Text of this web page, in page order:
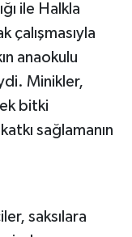
ile Halkla
çalışmasıyla
anaokulu
Minikler,
bitki
sağlamanın
saksılara